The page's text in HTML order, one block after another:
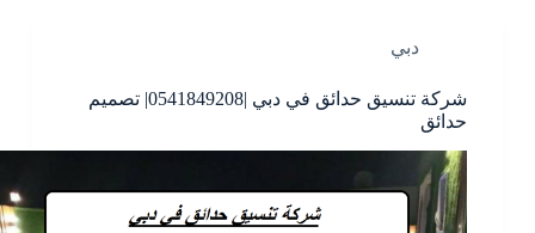
ى
دبي
شركة تنسيق حدائق في دبي |0541849208| تصميم
حدائق